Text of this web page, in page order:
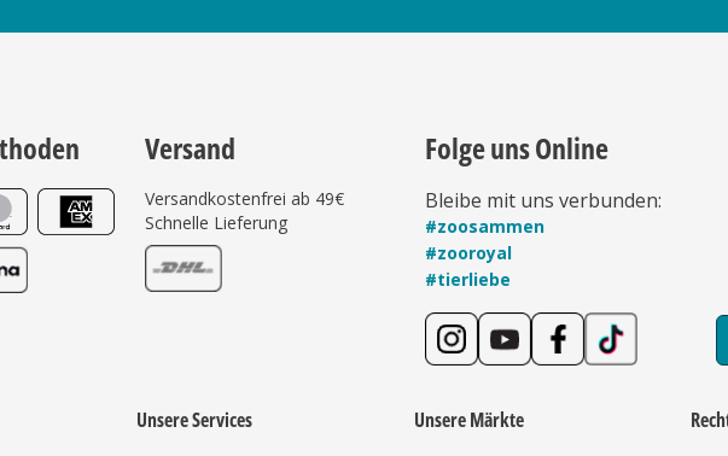
Versand
Versandkostenfrei ab 49€
Schnelle Lieferung
Folge uns Online
Bleibe mit uns verbunden:
#zoosammen
#zooroyal
#tierliebe
Unsere Services
Unsere Märkte